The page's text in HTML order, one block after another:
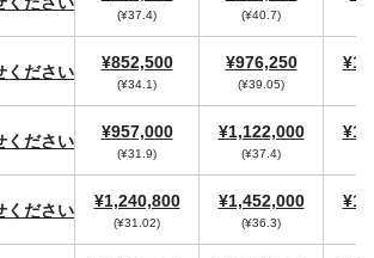
(¥37.4) (¥40.7)
ください ¥852,500
(¥34.1)
¥976,250
(¥39.05)
ください ¥957,000
(¥31.9)
¥1,122,000
(¥37.4)
ください ¥1,240,800
(¥31.02)
¥1,452,000
(¥36.3)